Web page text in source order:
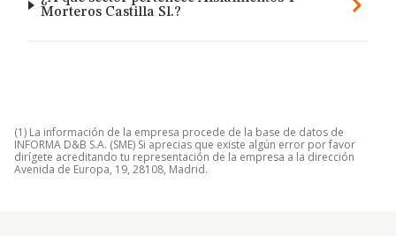
Morteros Castilla Sl.?
(1) La información de la empresa procede de la base de datos de
INFORMA D&B S.A. (SME) Si aprecias que existe algún error por favor
dirígete acreditando tu representación de la empresa a la dirección
Avenida de Europa, 19, 28108, Madrid.